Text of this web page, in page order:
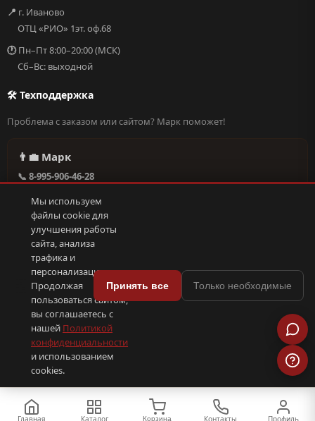
📍 г. Иваново
ОТЦ «РИО» 1эт. оф.68
🕐Пн–Пт 8:00–20:00 (МСК)
Сб–Вс: выходной
🛠 Техподдержка
Проблема с заказом или сайтом? Марк поможет!
👨‍💼 Марк
📞 8-995-906-46-28
🕐 Круглосуточно, без выходных
Написать в поддержку →
© 2026 С иголочки | 37. Все права защищены.
🛠 Поддержка·Оферта· 📦 YML-фид
Сделано в .su
Главная Каталог Корзина Контакты Профиль
Мы используем
файлы cookie для
улучшения работы
сайта, анализа
трафика и
персонализации.
Продолжая
пользоваться сайтом,
вы соглашаетесь с
нашей Политикой
конфиденциальности
и использованием
cookies.
Принять все Только необходимые